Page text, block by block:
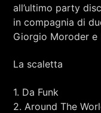
all’ultimo party
in compagnia di
Giorgio Moroder e
La scaletta
1. Da Funk
2. Around The